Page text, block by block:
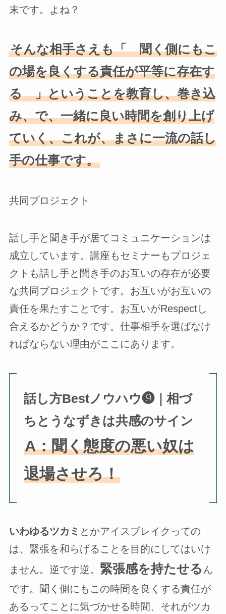
末です。よね？
そんな相手さえも「 聞く側にもこ
の場を良くする責任が平等に存在す
る 」ということを教育し、巻き込
み、で、一緒に良い時間を創り上げ
ていく、これが、まさに一流の話し
手の仕事です。
共同プロジェクト
話し手と聞き手が居てコミュニケーションは
成立しています。講座もセミナーもプロジェ
クトも話し手と聞き手のお互いの存在が必要
な共同プロジェクトです。お互いがお互いの
責任を果たすことです。お互いがRespectし
合えるかどうか？です。仕事相手を選ばなけ
ればならない理由がここにあります。
話し方Bestノウハウ❾｜相づ
ちとうなずきは共感のサイン
A：聞く態度の悪い奴は
退場させろ！
いわゆるツカミ とかアイスブレイクっての
は、緊張を和らげることを目的にしてはいけ
ません。逆です逆。 緊張感を持たせる ん
です。聞く側にもこの時間を良くする責任が
あるってことに気づかせる時間、それがツカ